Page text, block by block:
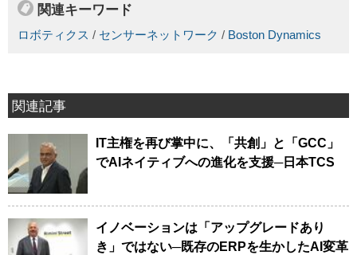
関連キーワード
ロボティクス / センサーネットワーク / Boston Dynamics
関連記事
IT主権を再び掌中に、「共創」と「GCC」
でAIネイティブへの進化を支援─日本TCS
イノベーションは「アップグレードあり
き」ではない─既存のERPを生かしたAI変革